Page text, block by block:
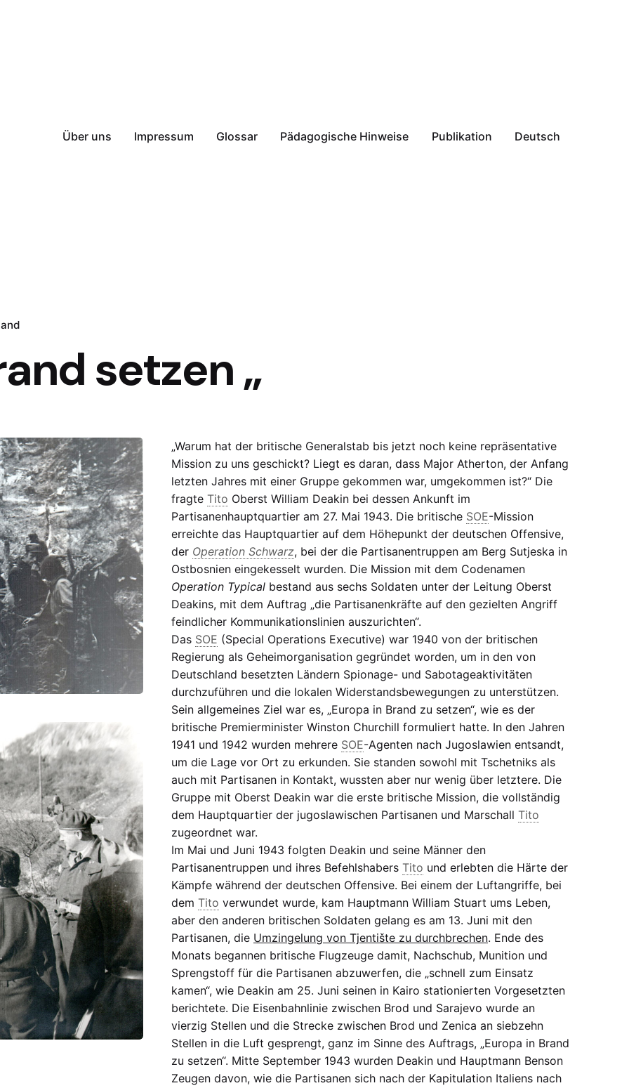
Über uns Impressum Glossar Pädagogische Hinweise Publikation Deutsch
setzen „
„Warum hat der britische Generalstab bis jetzt noch keine repräsentative
Mission zu uns geschickt? Liegt es daran, dass Major Atherton, der Anfang
letzten Jahres mit einer Gruppe gekommen war, umgekommen ist?“ Die
fragte Tito Oberst William Deakin bei dessen Ankunft im
Partisanenhauptquartier am 27. Mai 1943. Die britische SOE-Mission
erreichte das Hauptquartier auf dem Höhepunkt der deutschen Offensive,
der Operation Schwarz, bei der die Partisanentruppen am Berg Sutjeska in
Ostbosnien eingekesselt wurden. Die Mission mit dem Codenamen
Operation Typical bestand aus sechs Soldaten unter der Leitung Oberst
Deakins, mit dem Auftrag „die Partisanenkräfte auf den gezielten Angriff
feindlicher Kommunikationslinien auszurichten“.
Das SOE (Special Operations Executive) war 1940 von der britischen
Regierung als Geheimorganisation gegründet worden, um in den von
Deutschland besetzten Ländern Spionage- und Sabotageaktivitäten
durchzuführen und die lokalen Widerstandsbewegungen zu unterstützen.
Sein allgemeines Ziel war es, „Europa in Brand zu setzen“, wie es der
britische Premierminister Winston Churchill formuliert hatte. In den Jahren
1941 und 1942 wurden mehrere SOE-Agenten nach Jugoslawien entsandt,
um die Lage vor Ort zu erkunden. Sie standen sowohl mit Tschetniks als
auch mit Partisanen in Kontakt, wussten aber nur wenig über letztere. Die
Gruppe mit Oberst Deakin war die erste britische Mission, die vollständig
dem Hauptquartier der jugoslawischen Partisanen und Marschall Tito
zugeordnet war.
Im Mai und Juni 1943 folgten Deakin und seine Männer den
Partisanentruppen und ihres Befehlshabers Tito und erlebten die Härte der
Kämpfe während der deutschen Offensive. Bei einem der Luftangriffe, bei
dem Tito verwundet wurde, kam Hauptmann William Stuart ums Leben,
aber den anderen britischen Soldaten gelang es am 13. Juni mit den
Partisanen, die Umzingelung von Tjentište zu durchbrechen. Ende des
Monats begannen britische Flugzeuge damit, Nachschub, Munition und
Sprengstoff für die Partisanen abzuwerfen, die „schnell zum Einsatz
kamen“, wie Deakin am 25. Juni seinen in Kairo stationierten Vorgesetzten
berichtete. Die Eisenbahnlinie zwischen Brod und Sarajevo wurde an
vierzig Stellen und die Strecke zwischen Brod und Zenica an siebzehn
Stellen in die Luft gesprengt, ganz im Sinne des Auftrags, „Europa in Brand
zu setzen“. Mitte September 1943 wurden Deakin und Hauptmann Benson
Zeugen davon, wie die Partisanen sich nach der Kapitulation Italiens nach